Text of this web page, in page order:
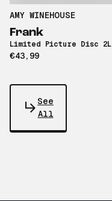
AMY WINEHOUSE
Frank
Limited Picture Disc
€43,99
See
All